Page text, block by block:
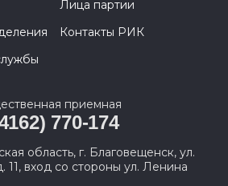
Лица партии
Контакты РИК
приемная
770-174
область, г. Благовещенск, ул.
11, вход со стороны ул. Ленина